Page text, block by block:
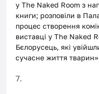
у The Naked Room з
книги; розповіли в
процес створення
виставці у The Naked
Бєлорусець, які
сучасне життя
7.